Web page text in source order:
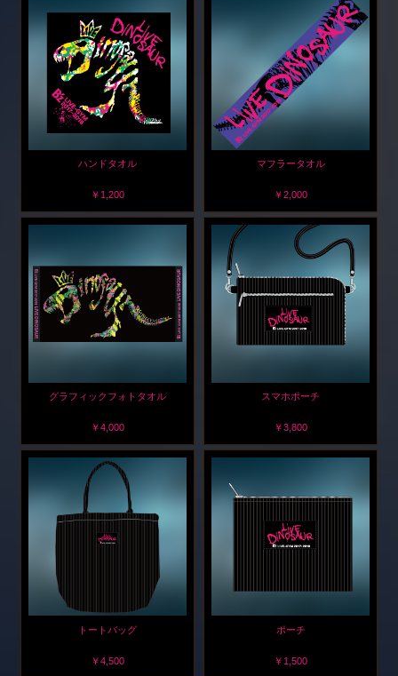
ハンドタオル
￥1,200
マフラータオル
￥2,000
グラフィックフォトタオル
￥4,000
スマホポーチ
￥3,800
トートバッグ
￥4,500
ポーチ
￥1,500